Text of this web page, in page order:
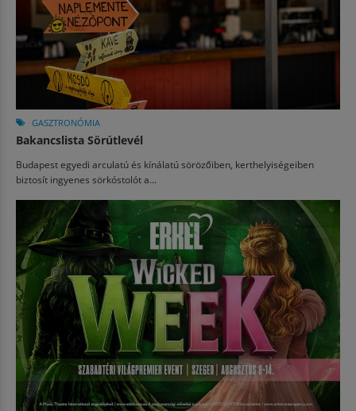
GASZTRONÓMIA
Bakancslista Sörútlevél
Budapest egyedi arculatú és kínálatú sörözőiben, kerthelyiségeiben
biztosít ingyenes sörkóstolót a...